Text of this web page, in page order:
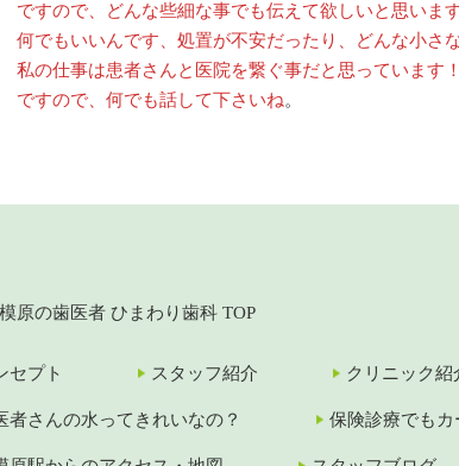
ですので、どんな些細な事でも伝えて欲しいと思います
何でもいいんです、処置が不安だったり、どんな小さ
私の仕事は患者さんと医院を繋ぐ事だと思っています！
ですので、何でも話して下さいね。
原の歯医者 ひまわり歯科 TOP
セプト スタッフ紹介 クリニック紹
者さんの水ってきれいなの？ 保険診療でも